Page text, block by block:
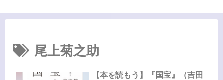
尾上菊之助
【本を読もう】『国宝』（吉田